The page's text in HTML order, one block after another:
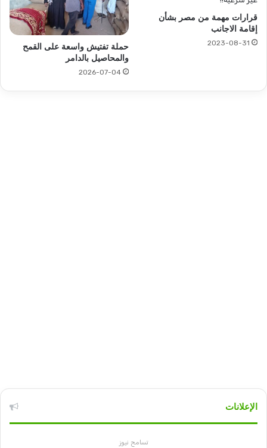
قرارات مهمة من مصر بشأن
إقامة الاجانب
2023-08-31
حملة تفتيش واسعة على القمح
والمحاصيل بالدامر
2026-07-04
الإعلانات
تسامح نيوز